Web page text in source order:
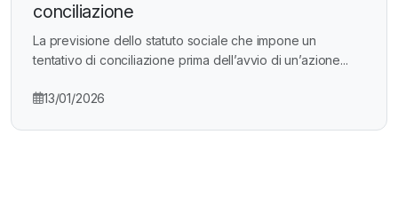
conciliazione
La previsione dello statuto sociale che impone un
tentativo di conciliazione prima dell’avvio di un’azione...
13/01/2026